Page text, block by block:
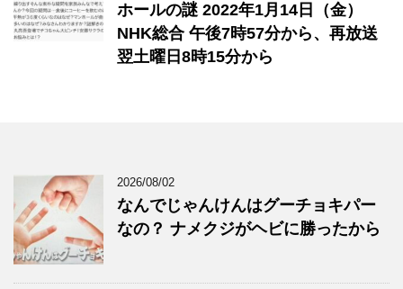
ホールの謎 2022年1月14日（金）
NHK総合 午後7時57分から、再放送
翌土曜日8時15分から
2026/08/02
なんでじゃんけんはグーチョキパー
なの？ ナメクジがヘビに勝ったから